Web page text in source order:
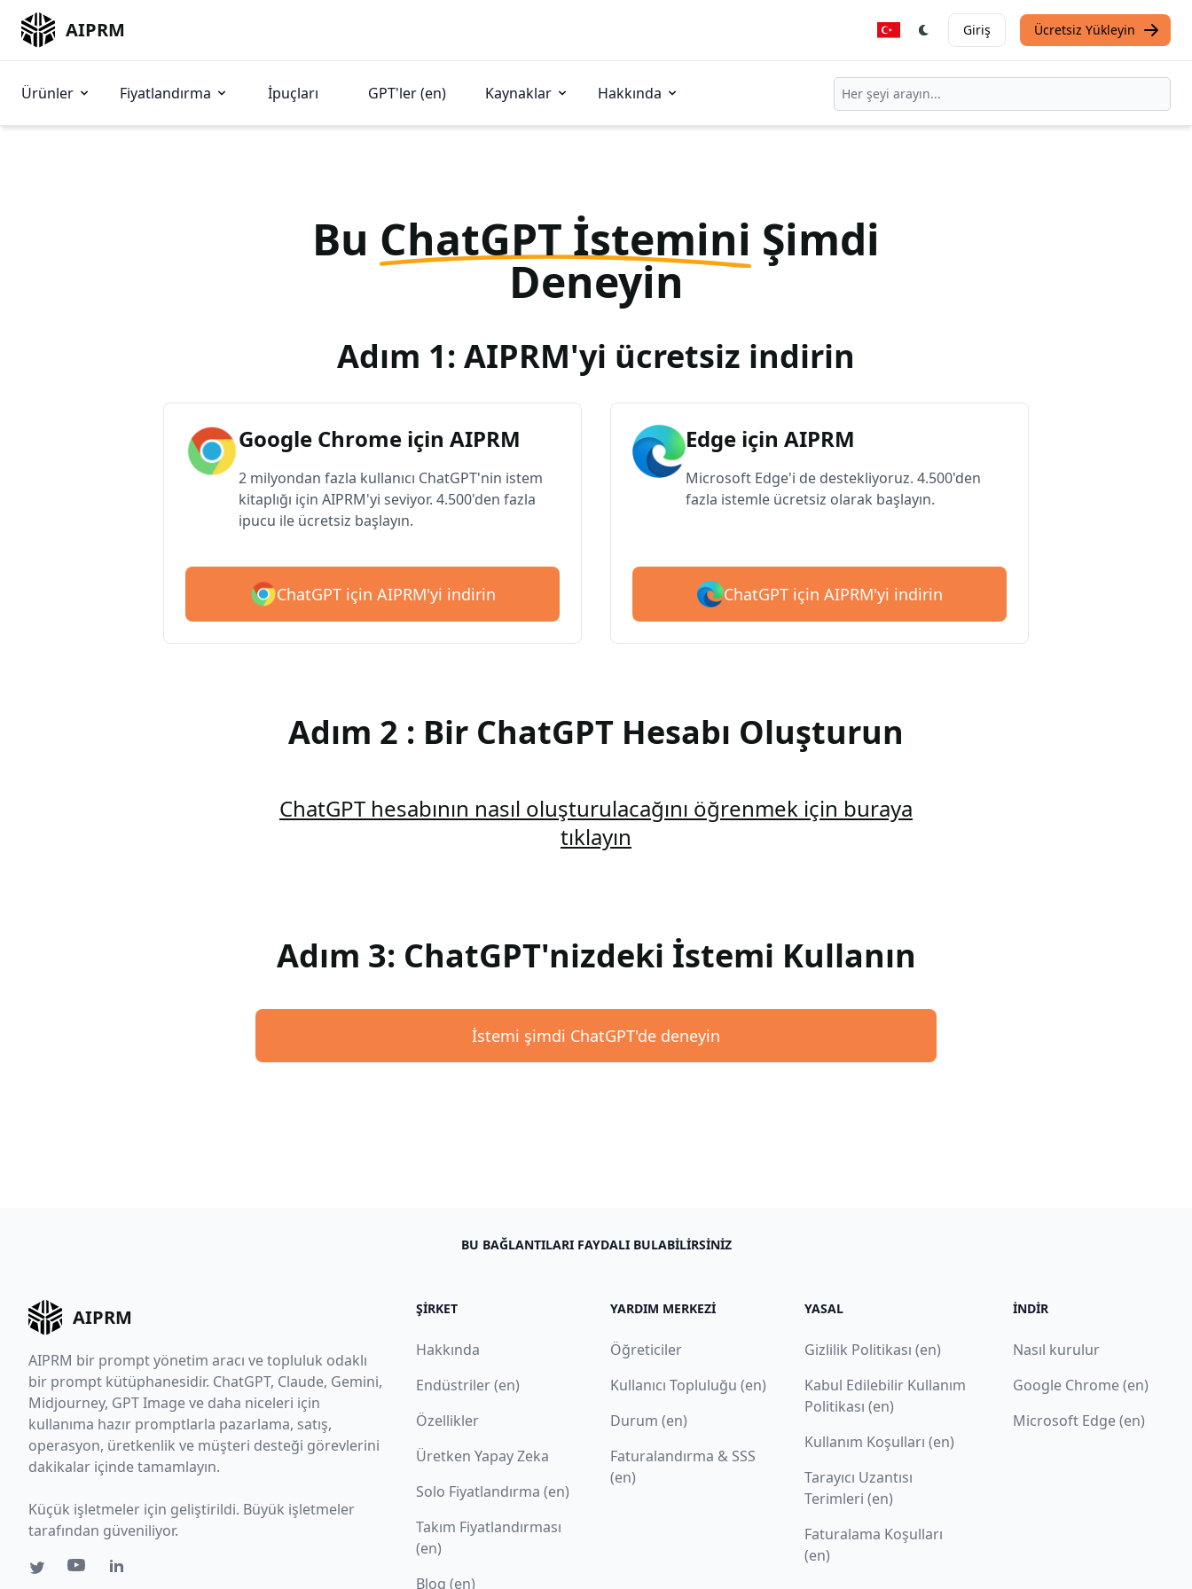
AIPRM Giriş Ücretsiz Yükleyin
Ürünler Fiyatlandırma İpuçları GPT'ler (en) Kaynaklar Hakkında
Bu ChatGPT İstemini Şimdi
Deneyin
Adım 1: AIPRM'yi ücretsiz indirin
Google Chrome için AIPRM
2 milyondan fazla kullanıcı ChatGPT'nin istem
kitaplığı için AIPRM'yi seviyor. 4.500'den fazla
ipucu ile ücretsiz başlayın.
ChatGPT için AIPRM'yi indirin
Edge için AIPRM
Microsoft Edge'i de destekliyoruz. 4.500'den
fazla istemle ücretsiz olarak başlayın.
ChatGPT için AIPRM'yi indirin
Adım 2 : Bir ChatGPT Hesabı Oluşturun
ChatGPT hesabının nasıl oluşturulacağını öğrenmek için buraya
tıklayın
Adım 3: ChatGPT'nizdeki İstemi Kullanın
İstemi şimdi ChatGPT'de deneyin
BU BAĞLANTILARI FAYDALI BULABILIRSINIZ
AIPRM
AIPRM bir prompt yönetim aracı ve topluluk odaklı
bir prompt kütüphanesidir. ChatGPT, Claude, Gemini,
Midjourney, GPT Image ve daha niceleri için
kullanıma hazır promptlarla pazarlama, satış,
operasyon, üretkenlik ve müşteri desteği görevlerini
dakikalar içinde tamamlayın.
Küçük işletmeler için geliştirildi. Büyük işletmeler
tarafından güveniliyor.
ŞIRKET
Hakkında
Endüstriler (en)
Özellikler
Üretken Yapay Zeka
Solo Fiyatlandırma (en)
Takım Fiyatlandırması
(en)
Blog (en)
YARDIM MERKEZI
Öğreticiler
Kullanıcı Topluluğu (en)
Durum (en)
Faturalandırma & SSS
(en)
YASAL
Gizlilik Politikası (en)
Kabul Edilebilir Kullanım
Politikası (en)
Kullanım Koşulları (en)
Tarayıcı Uzantısı
Terimleri (en)
Faturalama Koşulları
(en)
İNDIR
Nasıl kurulur
Google Chrome (en)
Microsoft Edge (en)